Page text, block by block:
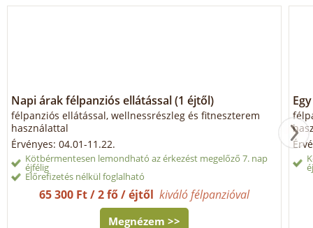
Napi árak félpanziós ellátással (1 éjtől)
félpanziós ellátással, wellnessrészleg és fitneszterem
használattal
Érvényes: 04.01-11.22.
Kötbérmentesen lemondható az érkezést megelőző 7. nap
éjfélig
Előrefizetés nélkül foglalható
65 300 Ft / 2 fő / éjtőlkiváló félpanzióval
Megnézem >>